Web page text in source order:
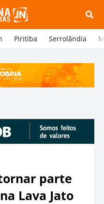
Piritiba Serrolândia
parte
Lava Jato